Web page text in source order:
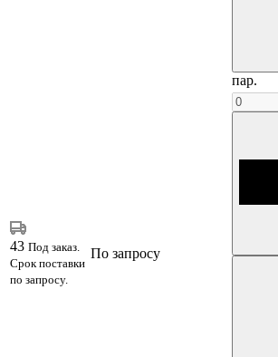
пар.
43 Под заказ.
Срок поставки
по запросу.
По запросу